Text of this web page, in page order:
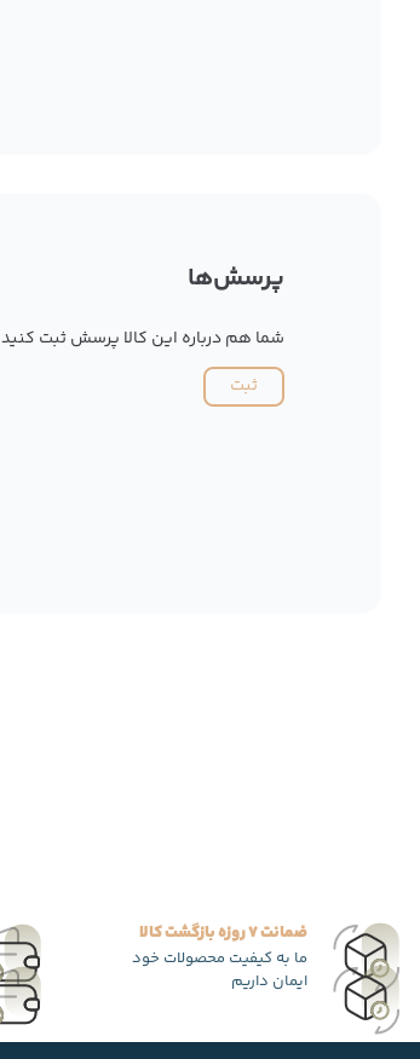
پرسش‌ها
شما هم درباره این کالا پرسش ثبت کنید
ثبت
ضمانت 7 روزه بازگشت کالا
ما به کیفیت محصولات خود
ایمان داریم